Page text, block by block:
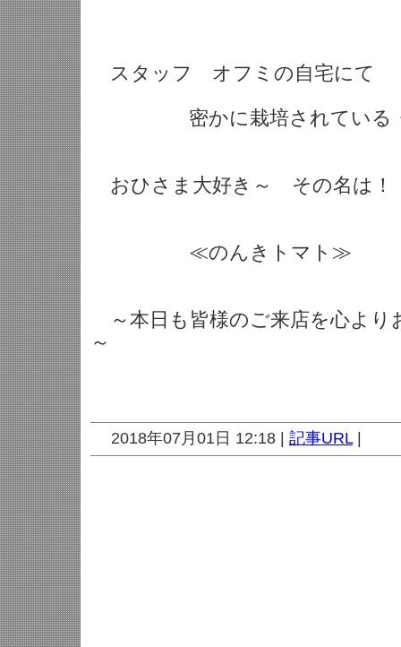
スタッフ オフミの自宅にて
密かに栽培されている・
おひさま大好き～ その名は
≪のんきトマト≫
～本日も皆様のご来店を心より
～
2018年07月01日 12:18 | 記事URL|